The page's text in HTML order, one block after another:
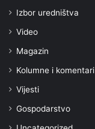
Izbor uredništva
Video
Magazin
Kolumne i komentari
Vijesti
Gospodarstvo